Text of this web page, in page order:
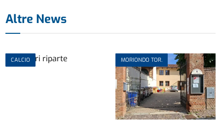
Altre News
CALCIO MORIONDO TOR.